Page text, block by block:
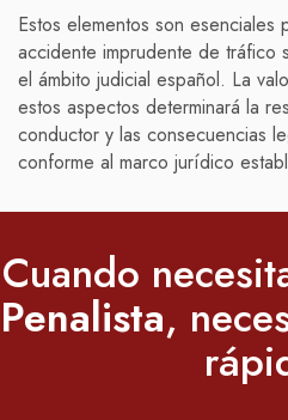
Estos elementos son
accidente imprudente de tráfico
el ámbito judicial español. La
estos aspectos determinará la
conductor y las consecuencias
conforme al marco jurídico
Cuando
Penalista,